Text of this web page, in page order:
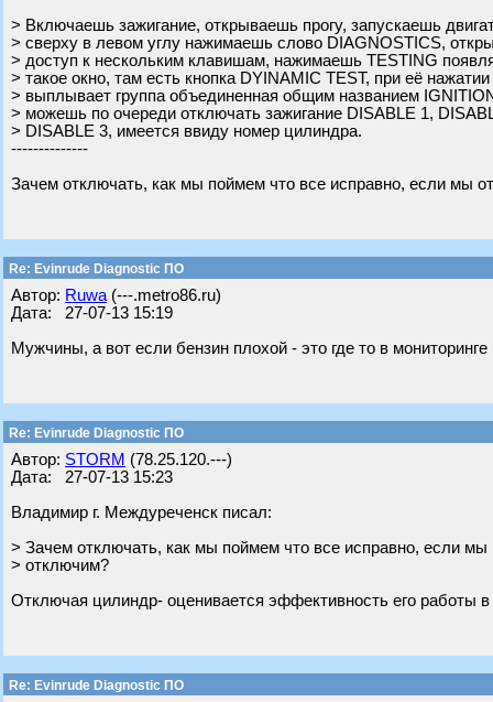
> Включаешь зажигание, открываешь прогу, запускаешь
> сверху в левом углу нажимаешь слово DIAGNOSTICS,
> доступ к нескольким клавишам, нажимаешь TESTING
> такое окно, там есть кнопка DYINAMIC TEST, при её нажатии
> выплывает группа объединенная общим названием
> можешь по очереди отключать зажигание DISABLE 1,
> DISABLE 3, имеется ввиду номер цилиндра.
--------------
Зачем отключать, как мы поймем что все исправно, если мы
Re: Evinrude Diagnostic ПО
Автор: Ruwa (---.metro86.ru)
Дата: 27-07-13 15:19
Мужчины, а вот если бензин плохой - это где то в
Re: Evinrude Diagnostic ПО
Автор: STORM (78.25.120.---)
Дата: 27-07-13 15:23
Владимир г. Междуреченск писал:
> Зачем отключать, как мы поймем что все исправно, если мы
> отключим?
Отключая цилиндр- оценивается эффективность его работы
Re: Evinrude Diagnostic ПО